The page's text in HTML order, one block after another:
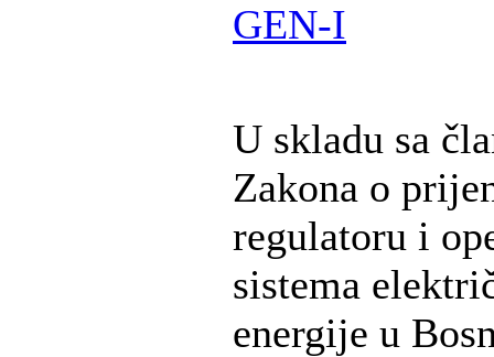
GEN-I
U skladu sa
Zakona o
regulatoru i
sistema
energije u